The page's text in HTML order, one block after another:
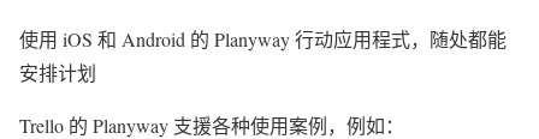
使用 iOS 和 Android 的 Planyway 行动应用程式，随处都能
安排计划
Trello 的 Planyway 支援各种使用案例，例如：